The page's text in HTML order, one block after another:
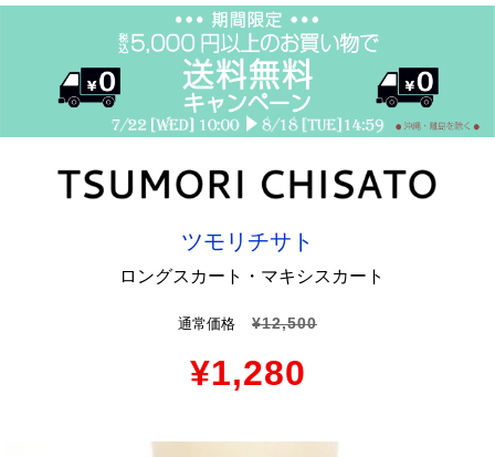
ツモリチサト
ロングスカート・マキシスカート
通常価格 ¥12,500
¥1,280